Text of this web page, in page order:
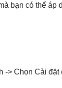
bạn có thể áp
> Chọn Cài